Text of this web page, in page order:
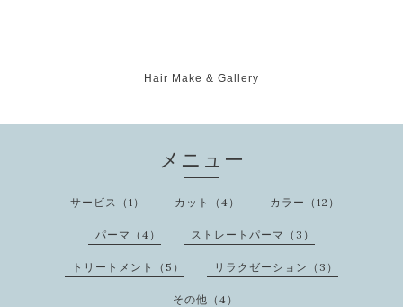
Hair Make & Gallery
メニュー
サービス（1） カット（4） カラー（12）
パーマ（4） ストレートパーマ（3）
トリートメント（5） リラクゼーション（3）
その他（4）